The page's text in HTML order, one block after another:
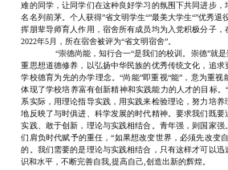
难的同学，让同学们在这种良好学习的氛围下共同进步
名名列前茅。个人获得”省文明学生“”最美大学生“”优秀退
挥朋辈导师育人作用，宿舍所有成员均为入党积极分子，
2022年5月，所在宿舍被评为“省文明宿舍”。
“崇德尚能，知行合一“是我们的校训。崇德”就
重思想道德修养，以弘扬中华民族的优秀传统文化，追
学校德育为先的办学理念。“尚能”即重视“能”，意为重视
体现了学校培养富有创新精神和实践能力的人才的目标。
系实际，用理论指导实践，用实践来检验理论，努力培养
地反映了与时俱进、科学发展的时代精神。要求我们既
实践、敢于创新，理论与实践相结合。青年强，则国家强
们 肩负时代赋予的重任，“如果想改变世界，必须先改变
的。我们需要的是理论与实践相结合，只有这样才可以
识和水平，不断完善自我,提高自己,创造出新的辉煌。